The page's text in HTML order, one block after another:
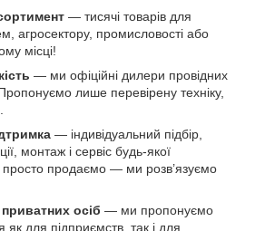
— тисячі товарів для
агросектору, промисловості або
місці!
— ми офіційні дилери провідних
лише перевірену техніку,
— індивідуальний підбір,
монтаж і сервіс будь-якої
просто продаємо — ми розв’язуємо
осіб — ми пропонуємо
як для підприємств, так і для